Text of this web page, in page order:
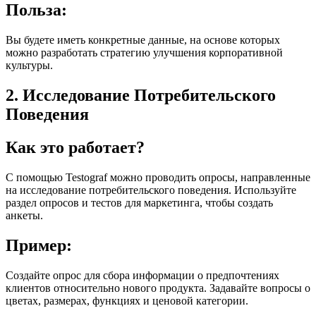
Польза:
Вы будете иметь конкретные данные, на основе которых
можно разработать стратегию улучшения корпоративной
культуры.
2. Исследование Потребительского
Поведения
Как это работает?
С помощью Testograf можно проводить опросы, направленные
на исследование потребительского поведения. Используйте
раздел опросов и тестов для маркетинга, чтобы создать
анкеты.
Пример:
Создайте опрос для сбора информации о предпочтениях
клиентов относительно нового продукта. Задавайте вопросы о
цветах, размерах, функциях и ценовой категории.